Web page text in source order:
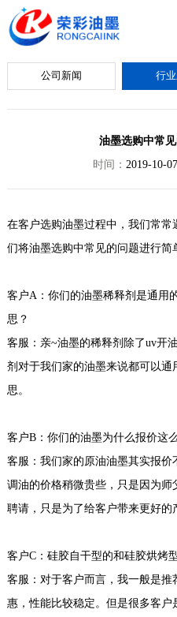
公司新闻 行
油墨选购中常
时间： 2019-10-07
在客户选购油墨过程中，我们常
们将油墨选购中常见的问题进行简
客户A：你们的油墨稀释剂是通用
思？
客服：亲~油墨的稀释剂除了uv开
剂对于我们家的油墨来说都可以
思。
客户B：你们的油墨为什么报价这
客服：我们家的原油油墨其实报
调油的价格稍微贵些，只是因为
聘请，只是为了给客户带来更好的
客户C：硅胶自干型的和硅胶烘烤
客服：对于客户而言，我一般是
惠，性能比较稳定。但是很多客